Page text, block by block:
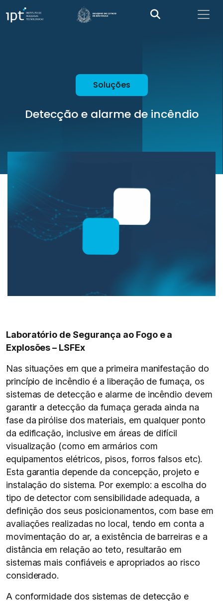
Soluções
Detecção e alarme de incêndio
Laboratório de Segurança ao Fogo e a
Explosões – LSFEx
Nas situações em que a primeira manifestação do
princípio de incêndio é a liberação de fumaça, os
sistemas de detecção e alarme de incêndio devem
garantir a detecção da fumaça gerada ainda na
fase da pirólise dos materiais, em qualquer ponto
da edificação, inclusive em áreas de difícil
visualização (como em armários com
equipamentos elétricos, pisos, forros falsos etc).
Esta garantia depende da concepção, projeto e
instalação do sistema. Por exemplo: a escolha do
tipo de detector com sensibilidade adequada, a
definição dos seus posicionamentos, com base em
avaliações realizadas no local, tendo em conta a
movimentação do ar, a existência de barreiras e a
distância em relação ao teto, resultarão em
sistemas mais confiáveis e apropriados ao risco
considerado.
A conformidade dos sistemas de detecção e